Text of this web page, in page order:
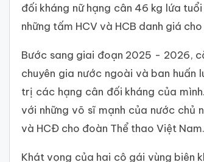
đối kháng nữ hạng cân 46 kg lứa
những tấm HCV và HCB danh giá
Bước sang giai đoạn 2025 - 2026,
chuyên gia nước ngoài và ban
trị các hạng cân đối kháng của
với những võ sĩ mạnh của nước chủ
và HCĐ cho đoàn Thể thao Việt Nam.
Khát vọng của hai cô gái vùng biên